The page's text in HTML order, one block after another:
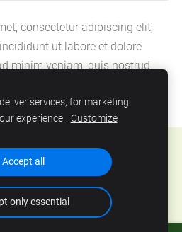
consectetur adipiscing elit,
ut labore et dolore
minim veniam, quis nostrud
Cookies
services, for marketing
experience. Customize
Accept all
only essential